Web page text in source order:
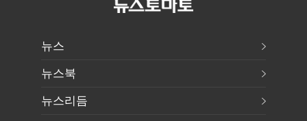
뉴스
뉴스북
뉴스리듬